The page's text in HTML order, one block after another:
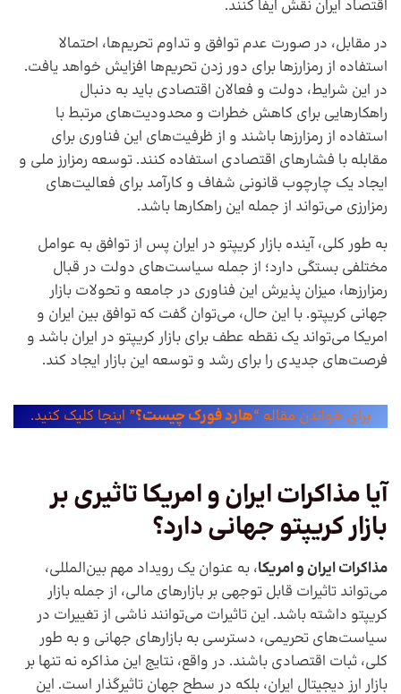
اقتصاد ایران نقش ایفا کنند.
در مقابل، در صورت عدم توافق و تداوم تحریم‌ها، احتمالا
استفاده از رمزارزها برای دور زدن تحریم‌ها افزایش خواهد یافت.
در این شرایط، دولت و فعالان اقتصادی باید به دنبال
راهکارهایی برای کاهش خطرات و محدودیت‌های مرتبط با
استفاده از رمزارزها باشند و از ظرفیت‌های این فناوری برای
مقابله با فشارهای اقتصادی استفاده کنند. توسعه رمزارز ملی و
ایجاد یک چارچوب قانونی شفاف و کارآمد برای فعالیت‌های
رمزارزی می‌تواند از جمله این راهکارها باشد.
به طور کلی، آینده بازار کریپتو در ایران پس از توافق به عوامل
مختلفی بستگی دارد؛ از جمله سیاست‌های دولت در قبال
رمزارزها، میزان پذیرش این فناوری در جامعه و تحولات بازار
جهانی کریپتو. با این حال، می‌توان گفت که توافق بین ایران و
امریکا می‌تواند یک نقطه عطف برای بازار کریپتو در ایران باشد و
فرصت‌های جدیدی را برای رشد و توسعه این بازار ایجاد کند.
برای خواندن مقاله “هارد فورک چیست؟” اینجا کلیک کنید.
آیامذاکرات ایران و امریکاتاثیری بر
بازار کریپتو جهانی دارد؟
مذاکرات ایران و امریکا، به عنوان یک رویداد مهم بین‌المللی،
می‌تواند تاثیرات قابل توجهی بر بازارهای مالی، از جمله بازار
کریپتو داشته باشد. این تاثیرات می‌توانند ناشی از تغییرات در
سیاست‌های تحریمی، دسترسی به بازارهای جهانی و به طور
کلی، ثبات اقتصادی باشند. در واقع، نتایج این مذاکره نه تنها بر
بازار ارز دیجیتال ایران، بلکه در سطح جهان تاثیرگذار است. این